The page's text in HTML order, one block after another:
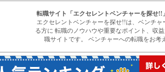
転職サイト
「エクセレントベンチャーを探せ
エクセレントベンチャーを探せ!!は、ベンチャ
る方に 転職のノウハウや重要なポイント、収
職サイトです。 ベンチャーへの転職をお考